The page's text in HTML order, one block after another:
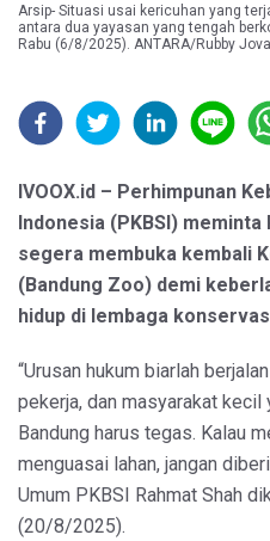
Arsip- Situasi usai kericuhan yang
antara dua yayasan yang tengah
Rabu (6/8/2025). ANTARA/Rubby
IVOOX.id – Perhimpunan
Indonesia (PKBSI)
segera membuka kembali
(Bandung Zoo) demi
hidup di lembaga
“Urusan hukum biarlah
pekerja, dan masyarakat kecil
Bandung harus tegas. Kalau
menguasai lahan, jangan
Umum PKBSI Rahmat Shah
(20/8/2025).